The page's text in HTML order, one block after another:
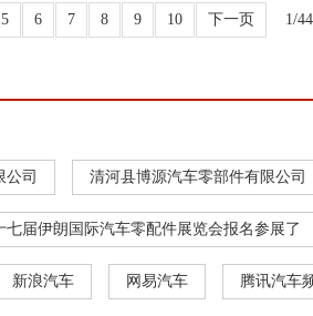
5 6 7 8 9 10 下一页 1/
司 清河县博源汽车零部件有限公司
七届伊朗国际汽车零配件展览会报名参展了
新浪汽车 网易汽车 腾讯汽车